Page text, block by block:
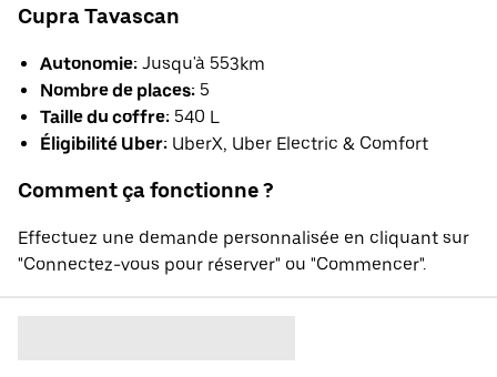
Cupra Tavascan
Autonomie: Jusqu'à 553km
Nombre de places: 5
Taille du coffre: 540 L
Éligibilité Uber: UberX, Uber Electric & Comfort
Comment ça fonctionne ?
Effectuez une demande personnalisée en cliquant sur
"Connectez-vous pour réserver" ou "Commencer".